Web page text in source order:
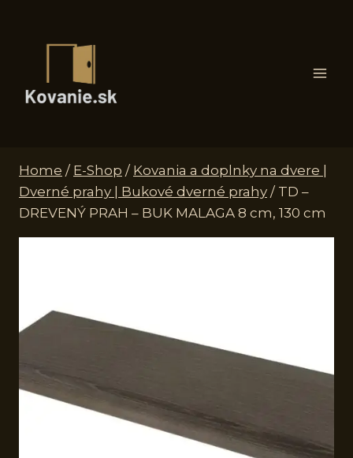
Home / E-Shop / Kovania a doplnky na dvere |
Dverné prahy | Bukové dverné prahy / TD –
DREVENÝ PRAH – BUK MALAGA 8 cm, 130 cm